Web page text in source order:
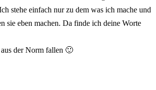
stehe einfach nur zu dem was ich mache und
sie eben machen. Da finde ich deine Worte
der Norm fallen 🙂